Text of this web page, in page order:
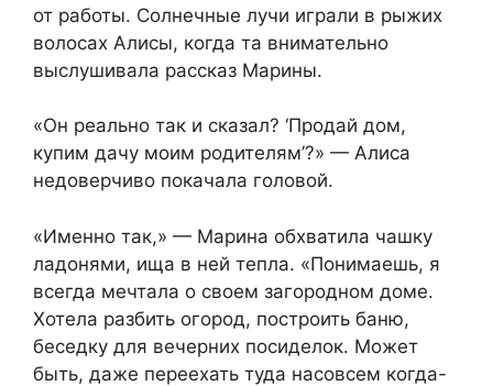
от работы. Солнечные лучи играли в рыжих
волосах Алисы, когда та внимательно
выслушивала рассказ Марины.
«Он реально так и сказал? ‘Продай дом,
купим дачу моим родителям’?» — Алиса
недоверчиво покачала головой.
«Именно так,» — Марина обхватила чашку
ладонями, ища в ней тепла. «Понимаешь, я
всегда мечтала о своем загородном доме.
Хотела разбить огород, построить баню,
беседку для вечерних посиделок. Может
быть, даже переехать туда насовсем когда-